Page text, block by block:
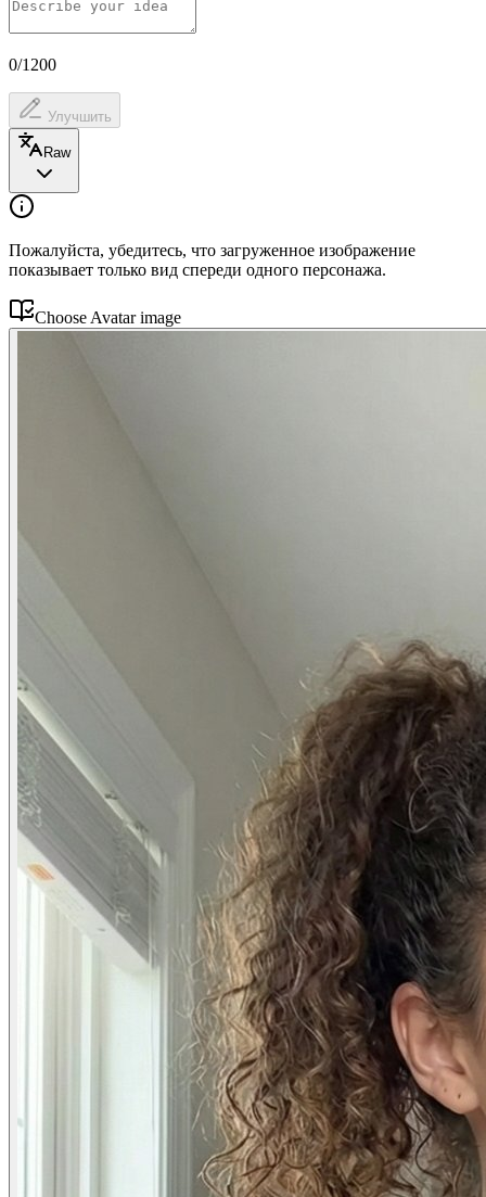
0/1200
Улучшить
Raw
Пожалуйста, убедитесь, что загруженное изображение
показывает только вид спереди одного персонажа.
Choose Avatar image